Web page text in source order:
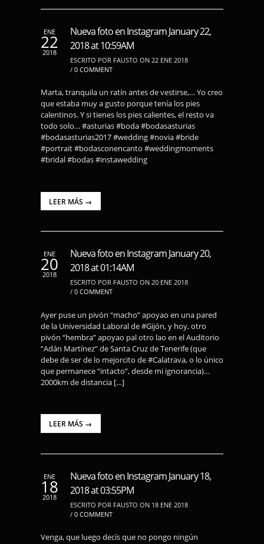
ENE
22
2018
Nueva foto en Instagram January 22,
2018 at 10:59AM
ESCRITO POR FAUSTO ON 22 ENE 2018
/ 0 COMMENT
Marta, tranquila un ratín antes de vestirse,… Yo creo
que estaba muy a gusto porque tenía los pies
calentinos. Y si tienes los pies calientes, el resto va
todo solo… #asturias #boda #bodasasturias
#bodasasturias2017 #wedding #novia #bride
#portrait #bodasconencanto #weddingmoments
#bridal #bodas #instawedding
LEER MÁS →
ENE
20
2018
Nueva foto en Instagram January 20,
2018 at 01:14AM
ESCRITO POR FAUSTO ON 20 ENE 2018
/ 0 COMMENT
Ayer puse un pivón “macho” apoyao en una pared
de la Universidad Laboral de #Gijón, y hoy, otro
pivón “hembra” apoyao pal otro lao en el Auditorio
“Adán Martínez” de Santa Cruz de Tenerife (que
debe de ser de lo mejorcito de #Calatrava, o lo único
que permanece “intacto”, desde mi ignorancia)…
2000km de distancia […]
LEER MÁS →
ENE
18
2018
Nueva foto en Instagram January 18,
2018 at 03:55PM
ESCRITO POR FAUSTO ON 18 ENE 2018
/ 0 COMMENT
Venga, que luego decís que no pongo ningún